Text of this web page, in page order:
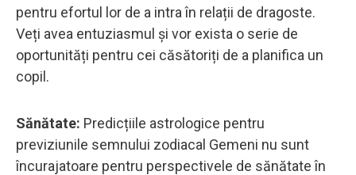
pentru efortul lor de a intra în relații de dragoste.
Veți avea entuziasmul și vor exista o serie de
oportunități pentru cei căsătoriți de a planifica un
copil.
Sănătate: Predicțiile astrologice pentru
previziunile semnului zodiacal Gemeni nu sunt
încurajatoare pentru perspectivele de sănătate în